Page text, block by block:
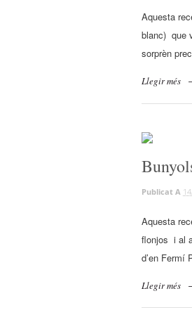
Aquesta
blanc) que
sorprèn
Llegir més
Publicat A
Aquesta
flonjos i al
d’en Fermí
Llegir més